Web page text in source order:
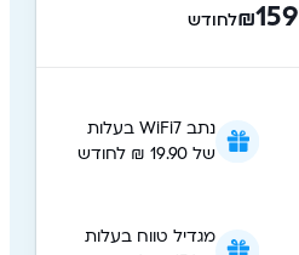
159
₪לחודש
נתב WiFi7 בעלות
של 19.90 ₪ לחודש
מגדיל טווח בעלות